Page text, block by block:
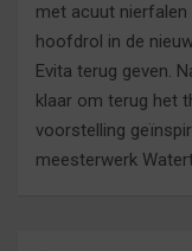
met acuut
hoofdrol in de
Evita terug geven.
klaar om terug het
voorstelling
meesterwerk